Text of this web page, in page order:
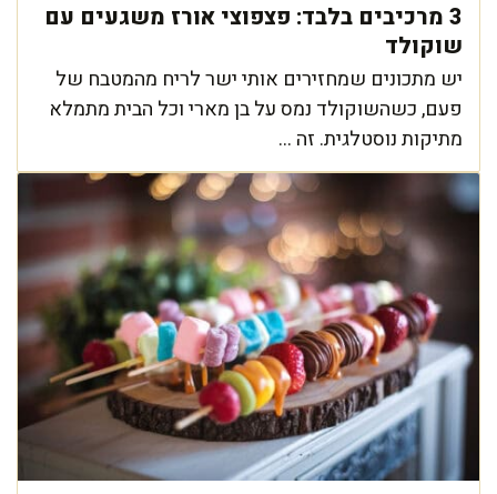
3 מרכיבים בלבד: פצפוצי אורז משגעים עם
שוקולד
יש מתכונים שמחזירים אותי ישר לריח מהמטבח של
פעם, כשהשוקולד נמס על בן מארי וכל הבית מתמלא
מתיקות נוסטלגית. זה ...